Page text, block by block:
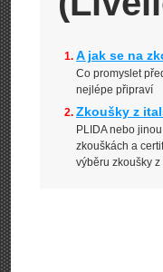
A jak se na
Co promyslet
nejlépe připraví
Zkoušky z
PLIDA nebo
zkouškách a
výběru zkoušky z